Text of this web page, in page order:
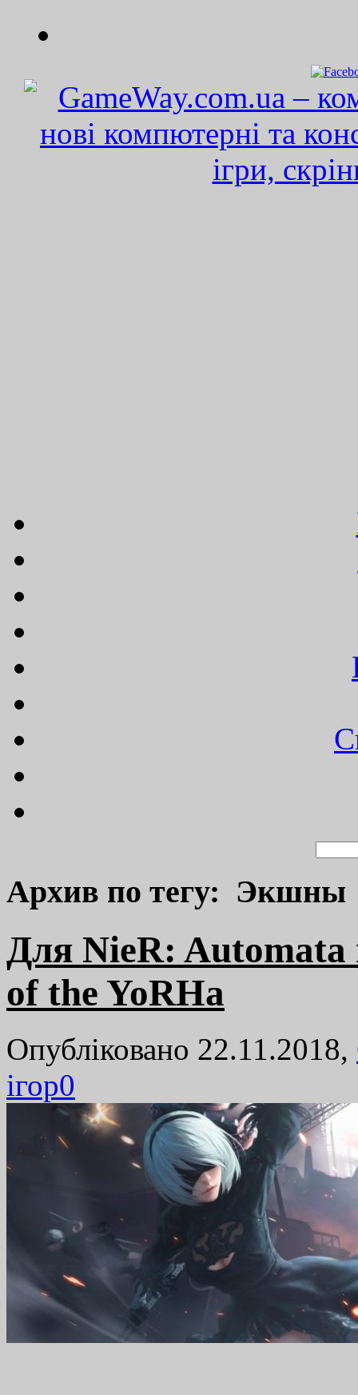
Архив по тегу: Экшны
Для NieR: Automata
of the YoRHa
Опубліковано 22.11.2018,
ігор0